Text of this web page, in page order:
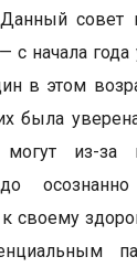
совет
с начала
в этом
была
из-за
к своему